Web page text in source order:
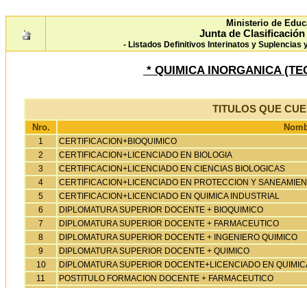
Ministerio de
Junta de
- Listados Definitivos Interinatos y Suplencias
* QUIMICA INORGANICA
TITULOS QUE
Nro.
1
CERTIFICACION+BIOQUIMICO
2
CERTIFICACION+LICENCIADO EN BIOLOGIA
3
CERTIFICACION+LICENCIADO EN CIENCIAS BIOLOGICAS
4
CERTIFICACION+LICENCIADO EN PROTECCION Y
5
CERTIFICACION+LICENCIADO EN QUIMICA INDUSTRIAL
6
DIPLOMATURA SUPERIOR DOCENTE + BIOQUIMICO
7
DIPLOMATURA SUPERIOR DOCENTE + FARMACEUTICO
8
DIPLOMATURA SUPERIOR DOCENTE + INGENIERO QUIMICO
9
DIPLOMATURA SUPERIOR DOCENTE + QUIMICO
10
DIPLOMATURA SUPERIOR DOCENTE+LICENCIADO EN
11
POSTITULO FORMACION DOCENTE + FARMACEUTICO